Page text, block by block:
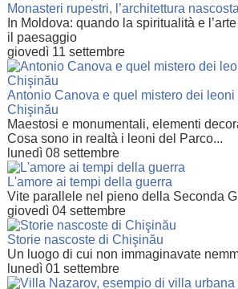
Monasteri rupestri, l’architettura nascosta
In Moldova: quando la spiritualità e
il paesaggio
giovedì 11 settembre
Antonio Canova e quel mistero dei leoni
Chişinău
Maestosi e monumentali, elementi
Cosa sono in realtà i leoni del Parco...
lunedì 08 settembre
L'amore ai tempi della guerra
Vite parallele nel pieno della Seconda
giovedì 04 settembre
Storie nascoste di Chişinău
Un luogo di cui non immaginavate
lunedì 01 settembre